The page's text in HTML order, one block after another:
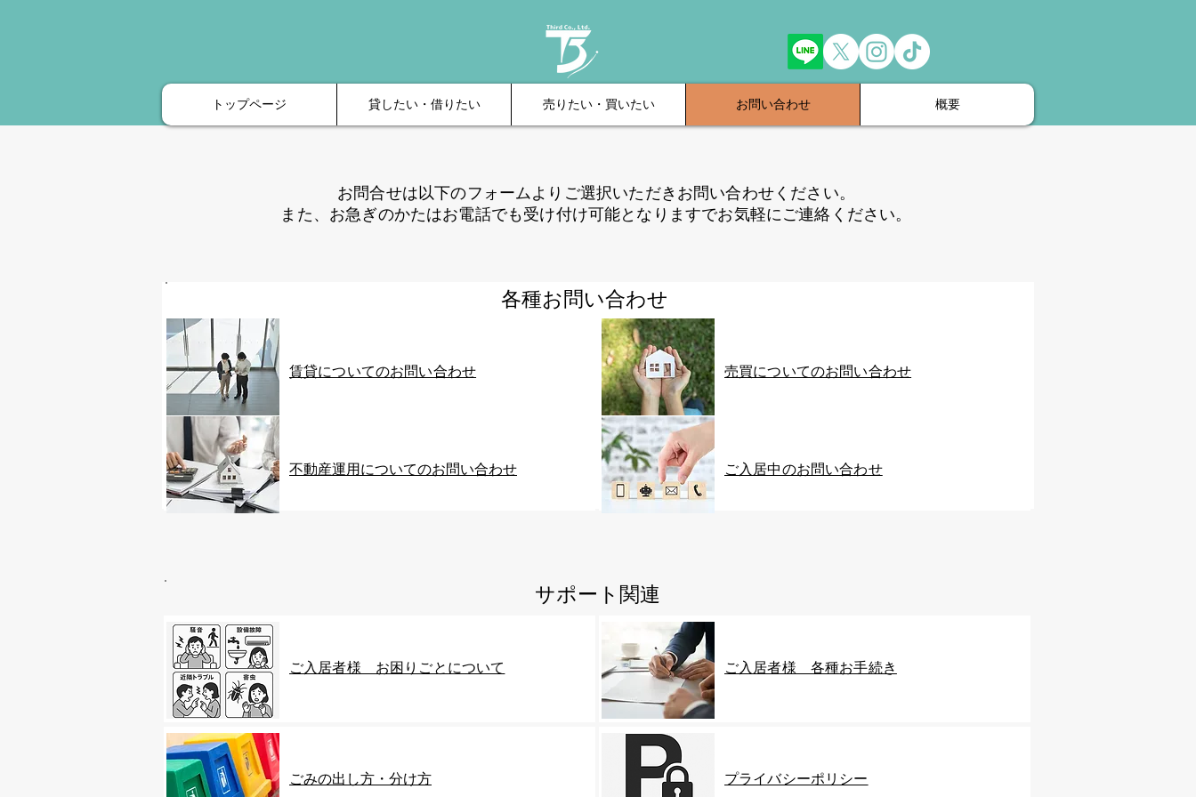
トップページ 貸したい・借りたい 売りたい・買いたい お問い合わせ 概要
お問合せは以下のフォームよりご選択いただきお問い合わせください。
​また、お急ぎのかたはお電話でも受け付け可能となりますでお気軽にご連絡ください。
​各種お問い合わせ
​賃貸についてのお問い合わせ
​不動産運用についてのお問い合わせ
売買についてのお問い合わせ
ご入居中のお問い合わせ
​サポート関連
ご入居者様 お困りごとについて
ごみの出し方・分け方
​ご入居者様 各種お手続き
プライバシーポリシー